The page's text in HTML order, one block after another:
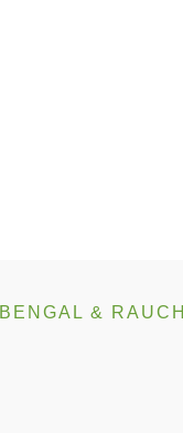
BENGAL & RAUCH